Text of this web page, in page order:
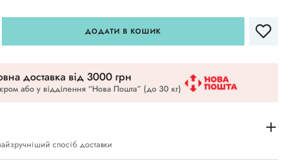
ДОДАТИ В КОШИК
доставка вiд 3000 грн
або у відділення “Нова Пошта” (до 30 кг)
спосіб доставки